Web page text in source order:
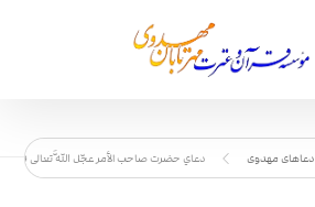
دعاهای مهدوی دعاي حضرت صاحب الأمر عجّل اللَّه تعالی فرجه